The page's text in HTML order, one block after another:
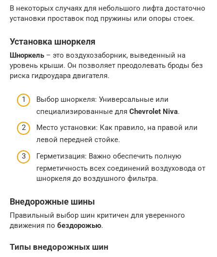
В некоторых случаях для небольшого лифта достаточно
установки проставок под пружины или опоры стоек.
Установка шноркеля
Шноркель – это воздухозаборник, выведенный на
уровень крыши. Он позволяет преодолевать броды без
риска гидроудара двигателя.
Выбор шноркеля: Универсальные или
специализированные для Chevrolet Niva.
Место установки: Как правило, на правой или
левой передней стойке.
Герметизация: Важно обеспечить полную
герметичность всех соединений воздуховода от
шноркеля до воздушного фильтра.
Внедорожные шины
Правильный выбор шин критичен для уверенного
движения по бездорожью.
Типы внедорожных шин